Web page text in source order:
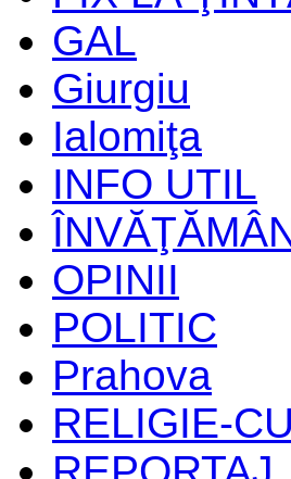
GAL
Giurgiu
Ialomiţa
INFO UTIL
OPINII
POLITIC
Prahova
RELIGIE-